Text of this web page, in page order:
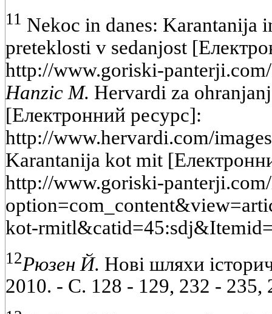
11 Nekoc in danes: Karantanija
preteklosti v sedanjost
http://www.goriski-
Hanzic M. Hervardi za
[Електронний ресурс]:
http://www.hervardi.com/
Karantanija kot mit
http://www.goriski-
kot-
12Рюзен Й. Нові шляхи
2010. - С. 128 - 129, 232 - 235,